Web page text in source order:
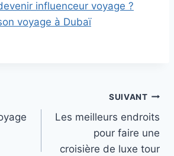
influenceur voyage ?
voyage à Dubaï
SUIVANT
Les meilleurs endroits
pour faire une
croisière de luxe tour